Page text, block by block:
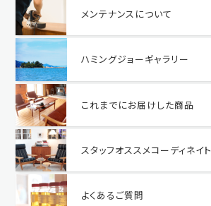
メンテナンスについて
ハミングジョーギャラリー
これまでにお届けした商品
スタッフオススメコーディネイト
よくあるご質問